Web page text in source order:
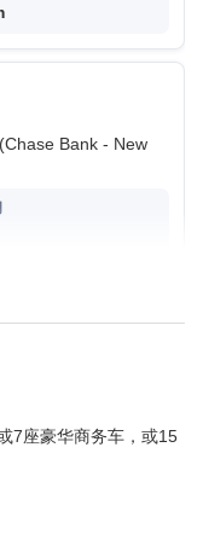
Bank - New
7座豪华商务车，或15